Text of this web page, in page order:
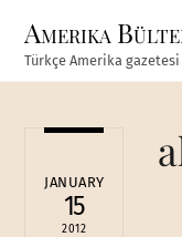
content
Amerika
Türkçe Amerika gazetesi
JANUARY
15
2012